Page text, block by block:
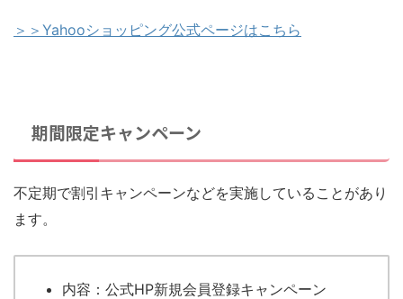
＞＞Yahooショッピング公式ページはこちら
期間限定キャンペーン
不定期で割引キャンペーンなどを実施していることがあり
ます。
内容：公式HP新規会員登録キャンペーン